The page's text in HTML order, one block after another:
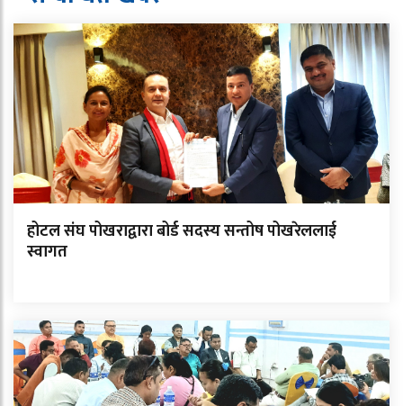
होटल संघ पोखराद्वारा बोर्ड सदस्य सन्तोष पोखरेललाई
स्वागत